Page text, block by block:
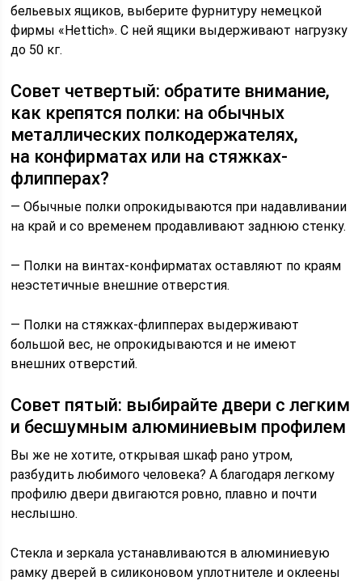
бельевых ящиков, выберите фурнитуру немецкой
фирмы «Hettich». С ней ящики выдерживают нагрузку
до 50 кг.
Совет четвертый: обратите внимание,
как крепятся полки: на обычных
металлических полкодержателях,
на конфирматах или на стяжках-
флипперах?
— Обычные полки опрокидываются при надавливании
на край и со временем продавливают заднюю стенку.
— Полки на винтах-конфирматах оставляют по краям
неэстетичные внешние отверстия.
— Полки на стяжках-флипперах выдерживают
большой вес, не опрокидываются и не имеют
внешних отверстий.
Совет пятый: выбирайте двери с легким
и бесшумным алюминиевым профилем
Вы же не хотите, открывая шкаф рано утром,
разбудить любимого человека? А благодаря легкому
профилю двери двигаются ровно, плавно и почти
неслышно.
Стекла и зеркала устанавливаются в алюминиевую
рамку дверей в силиконовом уплотнителе и оклеены